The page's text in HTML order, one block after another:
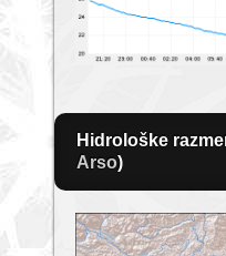
Hidrološke
Arso)